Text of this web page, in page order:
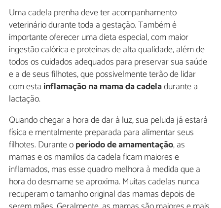
Uma cadela prenha deve ter acompanhamento
veterinário durante toda a gestação. Também é
importante oferecer uma dieta especial, com maior
ingestão calórica e proteínas de alta qualidade, além de
todos os cuidados adequados para preservar sua saúde
e a de seus filhotes, que possivelmente terão de lidar
com esta inflamação na mama da cadeladurante a
lactação.
Quando chegar a hora de dar à luz, sua peluda já estará
física e mentalmente preparada para alimentar seus
filhotes. Durante operíodo de amamentação, as
mamas e os mamilos da cadela ficam maiores e
inflamados, mas esse quadro melhora à medida que a
hora do desmame se aproxima. Muitas cadelas nunca
recuperam o tamanho original das mamas depois de